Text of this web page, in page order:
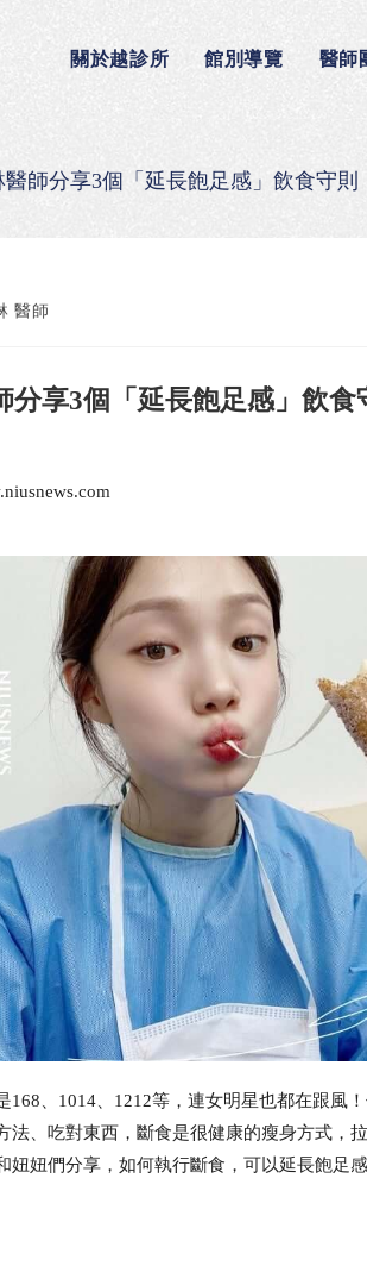
關於越診所 館別導覽 醫師
醫師分享3個「延長飽足感」飲食守
醫師
享3個「延長飽足感」飲食
、1014、1212等，連女明星也都在跟風
、吃對東西，斷食是很健康的瘦身方式，
妞們分享，如何執行斷食，可以延長飽足